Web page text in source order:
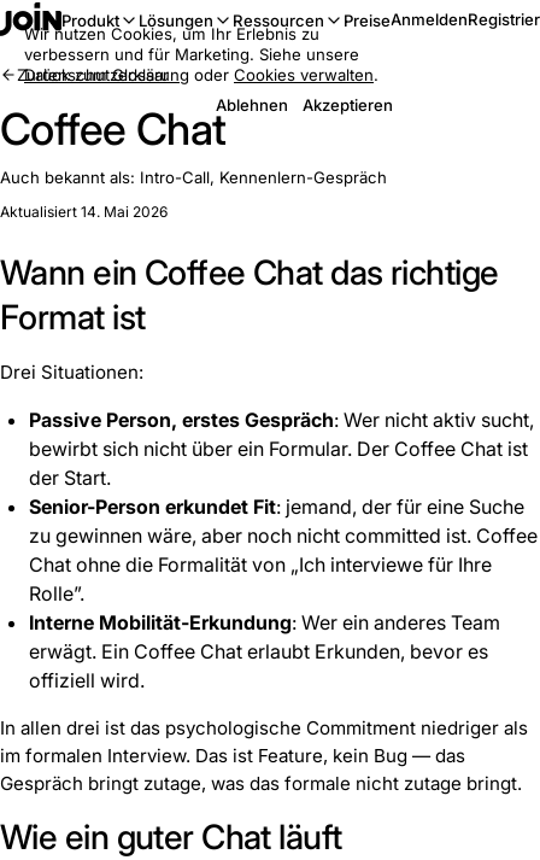
Produkt Lösungen Ressourcen PreiseAnmelden
Zurück zum Glossar
Coffee Chat
Auch bekannt als: Intro-Call, Kennenlern-Gespräch
Aktualisiert 14. Mai 2026
Wann ein Coffee Chat das richtige
Format ist
Drei Situationen:
Passive Person, erstes Gespräch: Wer nicht aktiv sucht,
bewirbt sich nicht über ein Formular. Der Coffee Chat ist
der Start.
Senior-Person erkundet Fit: jemand, der für eine Suche
zu gewinnen wäre, aber noch nicht committed ist. Coffee
Chat ohne die Formalität von „Ich interviewe für Ihre
Rolle”.
Interne Mobilität-Erkundung: Wer ein anderes Team
erwägt. Ein Coffee Chat erlaubt Erkunden, bevor es
offiziell wird.
In allen drei ist das psychologische Commitment niedriger als
im formalen Interview. Das ist Feature, kein Bug — das
Gespräch bringt zutage, was das formale nicht zutage bringt.
Wie ein guter Chat läuft
Wir nutzen Cookies, um Ihr Erlebnis zu
verbessern und für Marketing. Siehe unsere
Datenschutzerklärung oder Cookies verwalten.
Ablehnen
Akzeptieren